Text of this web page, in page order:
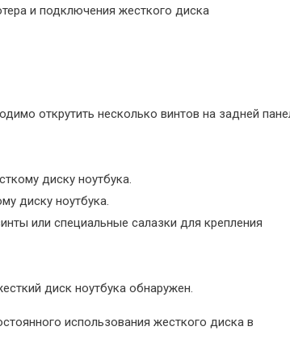
и подключения жесткого диска
открутить несколько винтов на задней
диску ноутбука.
диску ноутбука.
или специальные салазки для крепления
диск ноутбука обнаружен.
использования жесткого диска в